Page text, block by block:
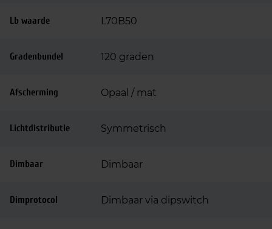
Lb waarde L70B50
Gradenbundel 120 graden
Afscherming Opaal / mat
Lichtdistributie Symmetrisch
Dimbaar Dimbaar
Dimprotocol Dimbaar via dipswitch